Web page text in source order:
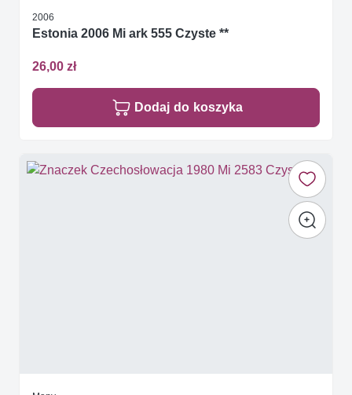
2006
Estonia 2006 Mi ark 555 Czyste **
26,00 zł
Dodaj do koszyka